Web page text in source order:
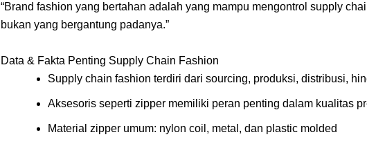
“Brand fashion yang bertahan adalah yang mampu mengontrol supply
bukan yang bergantung padanya.”
Data & Fakta Penting Supply Chain Fashion
Supply chain fashion terdiri dari sourcing, produksi, distribusi,
Aksesoris seperti zipper memiliki peran penting dalam kualitas
Material zipper umum: nylon coil, metal, dan plastic molded